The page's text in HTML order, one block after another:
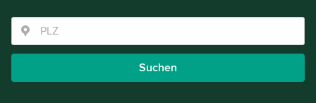
Suchen